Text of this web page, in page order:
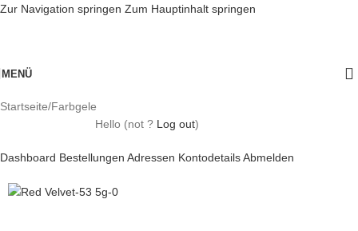
Zur Navigation springen Zum Hauptinhalt springen
MENÜ
Startseite/Farbgele
Hello (not ? Log out)
Dashboard Bestellungen Adressen KontodetailsAbmelden